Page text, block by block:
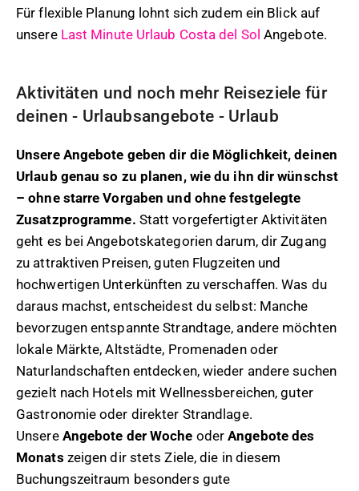
Für flexible Planung lohnt sich zudem ein Blick auf
unsere Last Minute Urlaub Costa del Sol Angebote.
Aktivitäten und noch mehr Reiseziele für
deinen - Urlaubsangebote - Urlaub
Unsere Angebote geben dir die Möglichkeit, deinen
Urlaub genau so zu planen, wie du ihn dir wünschst
– ohne starre Vorgaben und ohne festgelegte
Zusatzprogramme. Statt vorgefertigter Aktivitäten
geht es bei Angebotskategorien darum, dir Zugang
zu attraktiven Preisen, guten Flugzeiten und
hochwertigen Unterkünften zu verschaffen. Was du
daraus machst, entscheidest du selbst: Manche
bevorzugen entspannte Strandtage, andere möchten
lokale Märkte, Altstädte, Promenaden oder
Naturlandschaften entdecken, wieder andere suchen
gezielt nach Hotels mit Wellnessbereichen, guter
Gastronomie oder direkter Strandlage.
Unsere Angebote der Woche oderAngebote des
Monats zeigen dir stets Ziele, die in diesem
Buchungszeitraum besonders gute